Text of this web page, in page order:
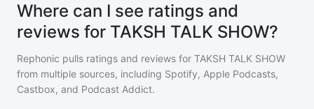
Where can I see ratings and
reviews for TAKSH TALK SHOW?
Rephonic pulls ratings and reviews for TAKSH TALK SHOW
from multiple sources, including Spotify, Apple Podcasts,
Castbox, and Podcast Addict.